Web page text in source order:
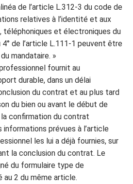
de l’article L.312-3 du code de
ions relatives à l’identité et aux
téléphoniques et électroniques du
de l’article L.111-1 peuvent être
mandataire. »
fournit au
durable, dans un délai
du contrat et au plus tard
du bien ou avant le début de
confirmation du contrat
prévues à l’article
les lui a déjà fournies, sur
la conclusion du contrat. Le
du formulaire type de
au 2 du même article.